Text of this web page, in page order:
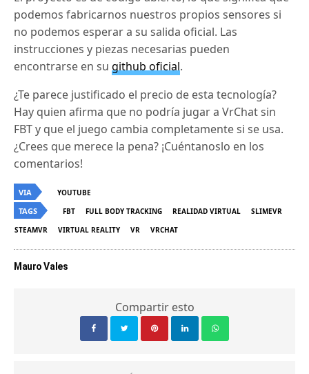
podemos fabricarnos nuestros propios sensores si
no podemos esperar a su salida oficial. Las
instrucciones y piezas necesarias pueden
encontrarse en sugithub oficial.
¿Te parece justificado el precio de esta tecnología?
Hay quien afirma que no podría jugar a VrChat sin
FBT y que el juego cambia completamente si se usa.
¿Crees que merece la pena? ¡Cuéntanoslo en los
comentarios!
VIA YOUTUBE
TAGS FBT FULL BODY TRACKING REALIDAD VIRTUAL
SLIMEVR
STEAMVR
VIRTUAL REALITY VR VRCHAT
Mauro Vales
Compartir esto